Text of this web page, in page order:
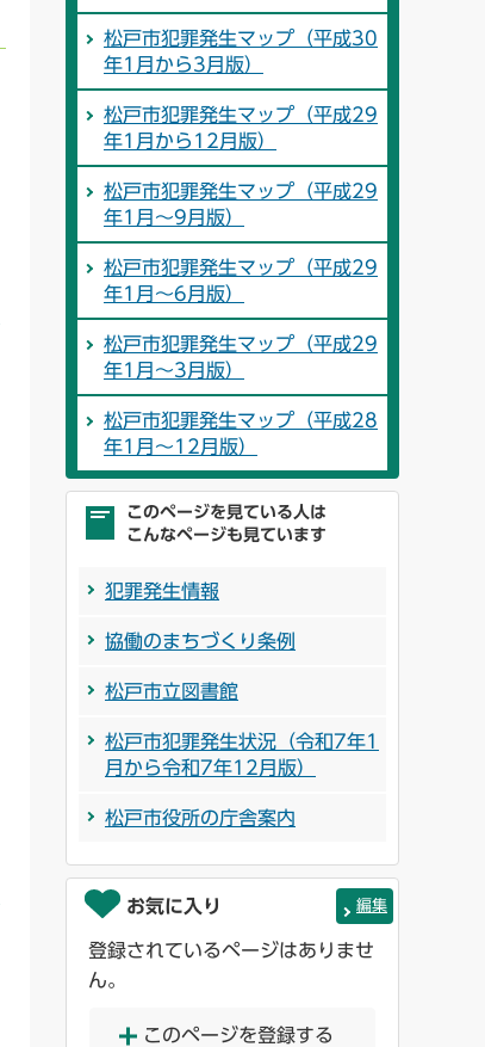
松戸市犯罪発生マップ（平成30
年1月から3月版）
松戸市犯罪発生マップ（平成29
年1月から12月版）
松戸市犯罪発生マップ（平成29
年1月～9月版）
松戸市犯罪発生マップ（平成29
年1月～6月版）
松戸市犯罪発生マップ（平成29
年1月～3月版）
松戸市犯罪発生マップ（平成28
年1月～12月版）
このページを見ている人は
こんなページも見ています
犯罪発生情報
協働のまちづくり条例
松戸市立図書館
松戸市犯罪発生状況（令和7年1
月から令和7年12月版）
松戸市役所の庁舎案内
お気に入り 編集
登録されているページはありませ
ん。
このページを登録する